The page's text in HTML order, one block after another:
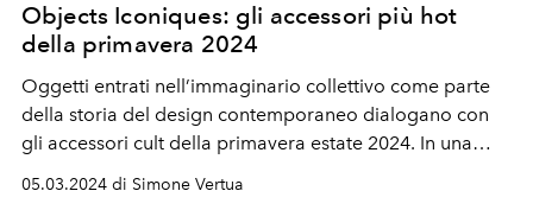
Objects Iconiques: gli accessori più hot
della primavera 2024
Oggetti entrati nell’immaginario collettivo come parte
della storia del design contemporaneo dialogano con
gli accessori cult della primavera estate 2024. In una
conversazione
05.03.2024 di Simone Vertua